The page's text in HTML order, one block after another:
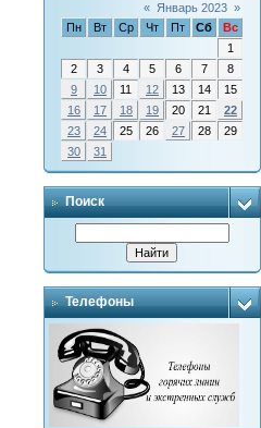
« Январь 2023 »
Пн
Вт Ср Чт Пт Сб
Вс
1
2
3 4 5 6 7
8
9
10 11 12 13 14
15
16
17 18 19 20 21
22
23
24 25 26 27 28
29
30
31
Поиск
Телефоны